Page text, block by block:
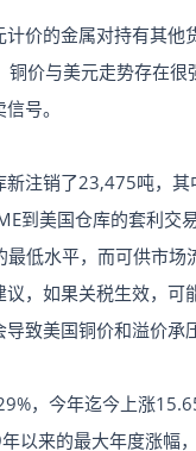
的金属对持有其他
价与美元走势存在
号。
注销了23,475吨，其
到美国仓库的套利交
低水平，而可供市
，如果关税生效，
致美国铜价和溢价承
，今年迄今上涨
以来的最大年度涨幅